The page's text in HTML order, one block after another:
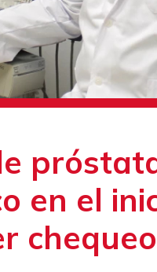
en el